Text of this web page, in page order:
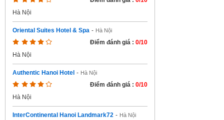
Hà Nội
Oriental Suites Hotel & Spa - Hà Nội
Điểm đánh giá : 0/10
Hà Nội
Authentic Hanoi Hotel - Hà Nội
Điểm đánh giá : 0/10
Hà Nội
InterContinental Hanoi Landmark72 - Hà Nội